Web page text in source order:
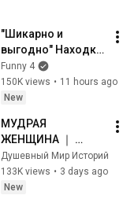
#музыка
"Шикарно и
выгодно" Находки
на распродаже /
Пожар в Спокене,
что с родными /
Влог
Funny 4
150K views • 11 hours ago
New
МУДРАЯ
ЖЕНЩИНА ｜
Рассказ, который
трогает до
глубины души.
Душевный Мир Историй
133K views • 3 days ago
New